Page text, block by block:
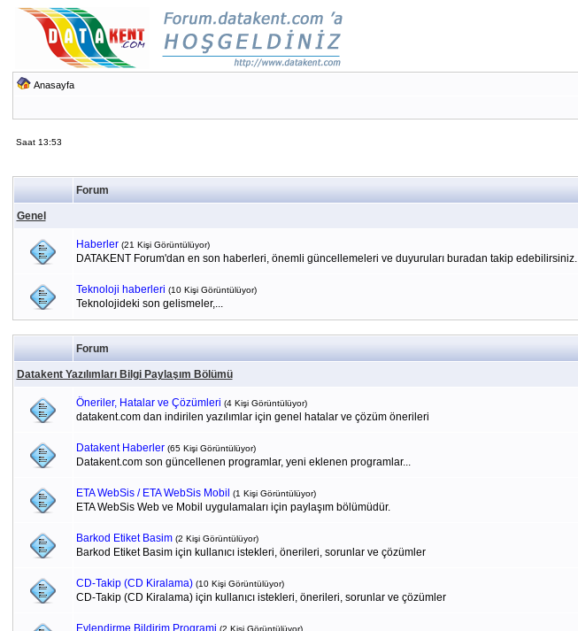
Anasayfa
Saat 13:53
Forum
Genel
Haberler (21 Kişi Görüntülüyor)
DATAKENT Forum'dan en son haberleri, önemli güncellemeleri ve duyuruları buradan takip edebilirsiniz.
Teknoloji haberleri (10 Kişi Görüntülüyor)
Teknolojideki son gelismeler,...
Forum
Datakent Yazılımları Bilgi Paylaşım Bölümü
Öneriler, Hatalar ve Çözümleri (4 Kişi Görüntülüyor)
datakent.com dan indirilen yazılımlar için genel hatalar ve çözüm önerileri
Datakent Haberler (65 Kişi Görüntülüyor)
Datakent.com son güncellenen programlar, yeni eklenen programlar...
ETA WebSis / ETA WebSis Mobil (1 Kişi Görüntülüyor)
ETA WebSis Web ve Mobil uygulamaları için paylaşım bölümüdür.
Barkod Etiket Basim (2 Kişi Görüntülüyor)
Barkod Etiket Basim için kullanıcı istekleri, önerileri, sorunlar ve çözümler
CD-Takip (CD Kiralama) (10 Kişi Görüntülüyor)
CD-Takip (CD Kiralama) için kullanıcı istekleri, önerileri, sorunlar ve çözümler
Evlendirme Bildirim Programi (2 Kişi Görüntülüyor)